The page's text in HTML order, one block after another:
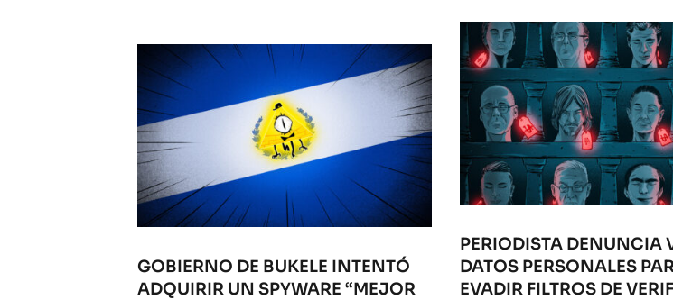
GOBIERNO DE BUKELE INTENTÓ
ADQUIRIR UN SPYWARE “MEJOR
PERIODISTA DENUNCIA
DATOS PERSONALES
EVADIR FILTROS DE